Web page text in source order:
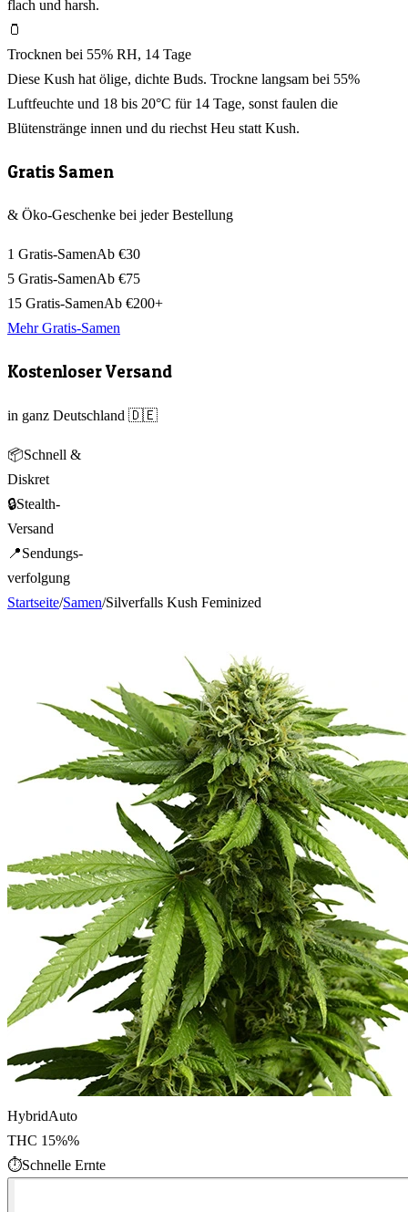
flach und harsh.
🫙
Trocknen bei 55% RH, 14 Tage
Diese Kush hat ölige, dichte Buds. Trockne langsam bei 55%
Luftfeuchte und 18 bis 20°C für 14 Tage, sonst faulen die
Blütenstränge innen und du riechst Heu statt Kush.
Gratis Samen
& Öko-Geschenke bei jeder Bestellung
1 Gratis-SamenAb €30
5 Gratis-SamenAb €75
15 Gratis-SamenAb €200+
Mehr Gratis-Samen
Kostenloser Versand
in ganz Deutschland 🇩🇪
📦Schnell &
Diskret
🔒Stealth-
Versand
📍Sendungs-
verfolgung
Startseite/Samen/Silverfalls Kush Feminized
HybridAuto
THC 15%%
⏱Schnelle Ernte